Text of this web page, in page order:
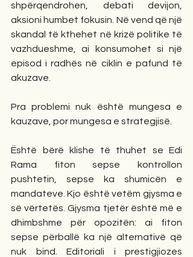
shpërqendrohen, debati devijon,
aksioni humbet fokusin. Në vend që një
skandal të kthehet në krizë politike të
vazhdueshme, ai konsumohet si një
episod i radhës në ciklin e pafund të
akuzave.
Pra problemi nuk është mungesa e
kauzave, por mungesa e strategjisë.
Është bërë klishe të thuhet se Edi
Rama fiton sepse kontrollon
pushtetin, sepse ka shumicën e
mandateve. Kjo është vetëm gjysma e
së vërtetës. Gjysma tjetër është më e
dhimbshme për opozitën: ai fiton
sepse përballë ka një alternativë që
nuk bind. Editoriali i prestigjiozes